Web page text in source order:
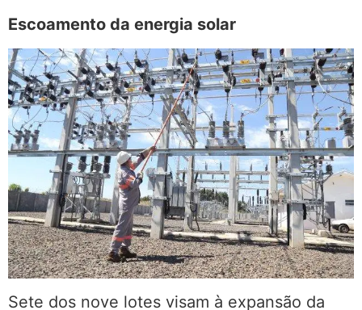
Escoamento da energia solar
Sete dos nove lotes visam à expansão da